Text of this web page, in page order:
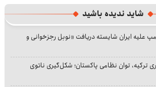
شاید ندیده باشید
علیه ایران شایسته دریافت «نوبل رجزخوانی و
ترکیه، توان نظامی پاکستان؛ شکل‌گیری ناتوی